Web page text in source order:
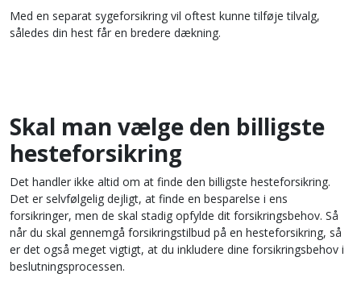
Med en separat sygeforsikring vil oftest kunne tilføje tilvalg,
således din hest får en bredere dækning.
Skal man vælge den billigste
hesteforsikring
Det handler ikke altid om at finde den billigste hesteforsikring.
Det er selvfølgelig dejligt, at finde en besparelse i ens
forsikringer, men de skal stadig opfylde dit forsikringsbehov. Så
når du skal gennemgå forsikringstilbud på en hesteforsikring, så
er det også meget vigtigt, at du inkludere dine forsikringsbehov i
beslutningsprocessen.